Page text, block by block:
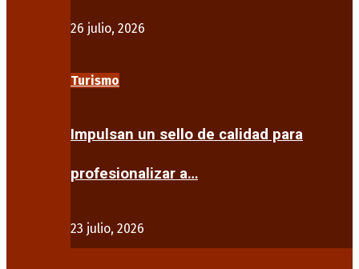
26 julio, 2026
Turismo
Impulsan un sello de calidad para
profesionalizar a…
23 julio, 2026